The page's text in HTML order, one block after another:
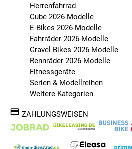
Herrenfahrrad
Cube 2026-Modelle
E-Bikes 2026-Modelle
Fahrräder 2026-Modelle
Gravel Bikes 2026-Modelle
Rennräder 2026-Modelle
Fitnessgeräte
Serien & Modellreihen
Weitere Kategorien
ZAHLUNGSWEISEN